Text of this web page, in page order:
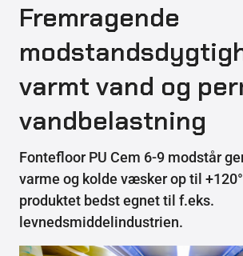
Fremragende
varmt vand og
vandbelastning
Fontefloor PU Cem 6-9 modstår
varme og kolde væsker op til
produktet bedst egnet til f.eks.
levnedsmiddelindustrien.